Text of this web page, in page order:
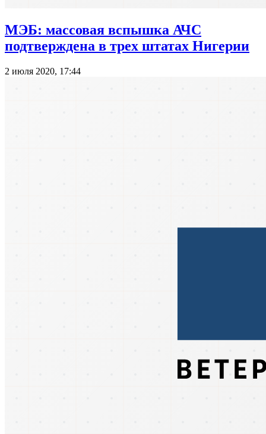
МЭБ: массовая вспышка АЧС
подтверждена в трех штатах Нигерии
2 июля 2020, 17:44